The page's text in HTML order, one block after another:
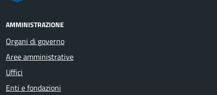
AMMINISTRAZIONE
Organi di governo
Aree amministrative
Uffici
Enti e fondazioni